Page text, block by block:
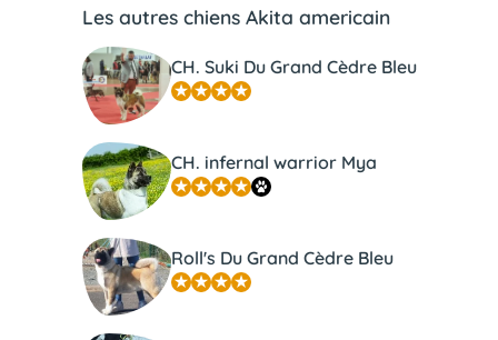
Les autres chiens Akita americain
CH. Suki Du Grand Cèdre Bleu
CH. infernal warrior Mya
Roll's Du Grand Cèdre Bleu